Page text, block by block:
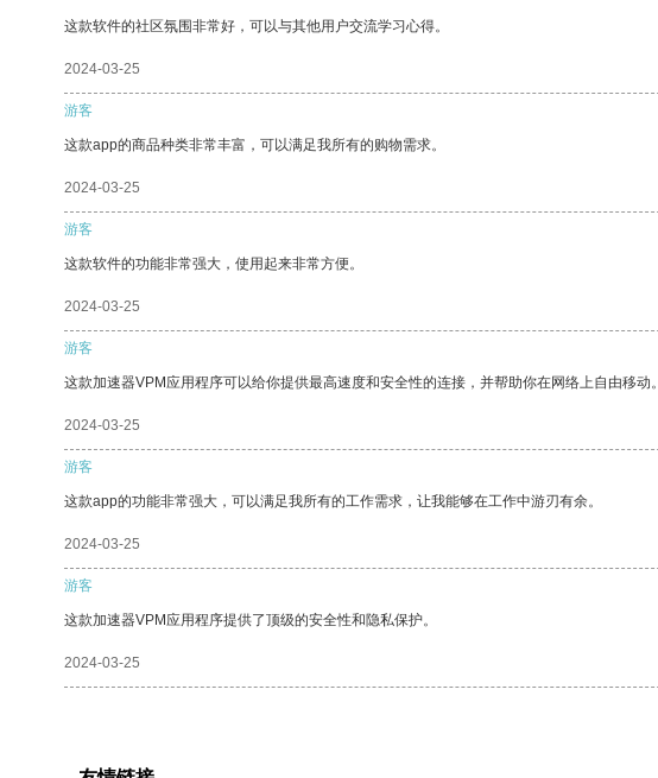
这款软件的社区氛围非常好，可以与其他用户交流学习心得。
2024-03-25
游客
这款app的商品种类非常丰富，可以满足我所有的购物需求。
2024-03-25
游客
这款软件的功能非常强大，使用起来非常方便。
2024-03-25
游客
这款加速器VPM应用程序可以给你提供最高速度和安全性的连接，并帮助你在网络上自由移动。
2024-03-25
游客
这款app的功能非常强大，可以满足我所有的工作需求，让我能够在工作中游刃有余。
2024-03-25
游客
这款加速器VPM应用程序提供了顶级的安全性和隐私保护。
2024-03-25